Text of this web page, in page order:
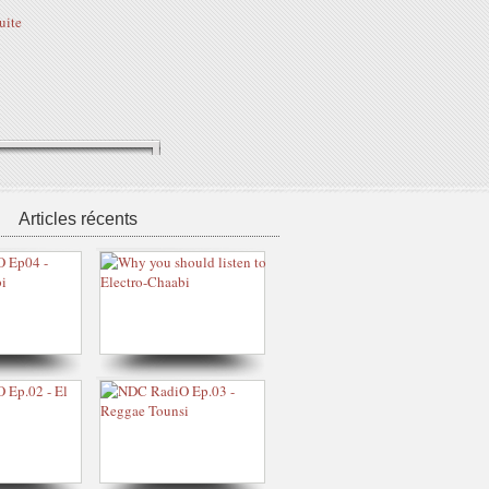
Articles récents